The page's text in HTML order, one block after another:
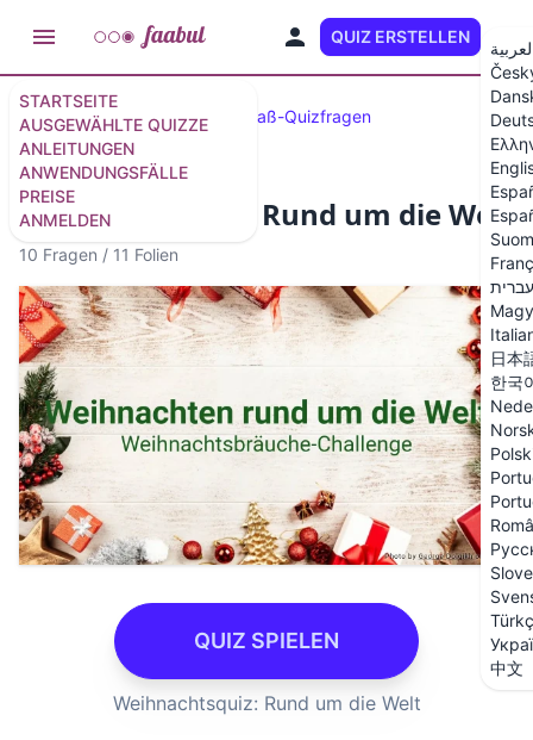
STARTSEITE
AUSGEWÄHLTE QUIZZE
ANLEITUNGEN
ANWENDUNGSFÄLLE
PREISE
ANMELDEN
QUIZ ERSTELLEN
עברית
日本
한국
中文
Ausgewählte Quizze 33 Spaß-Quizfragen
Weihnachtsquiz: Rund um die Welt
10 Fragen / 11 Folien
QUIZ SPIELEN
Weihnachtsquiz: Rund um die Welt